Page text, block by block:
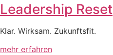
Leadership Reset
Klar. Wirksam. Zukunftsfit.
mehr erfahren